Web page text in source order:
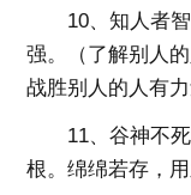
10、知人者智
强。（了解别人
战胜别人的人有
11、谷神不死
根。绵绵若存，用